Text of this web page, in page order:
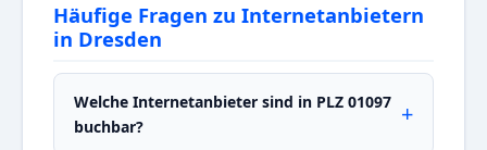
Häufige Fragen zu Internetanbietern
in Dresden
Welche Internetanbieter sind in PLZ 01097
buchbar?